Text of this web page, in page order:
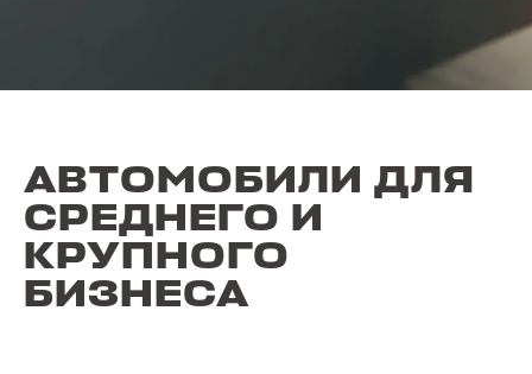
АВТОМОБИЛИ ДЛЯ
СРЕДНЕГО И
КРУПНОГО
БИЗНЕСА